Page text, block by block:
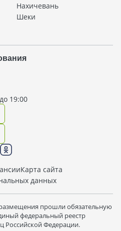
Нахичевань
Шеки
19:00
Карта сайта
данных
размещения прошли обязательную
федеральный реестр
Российской Федерации.